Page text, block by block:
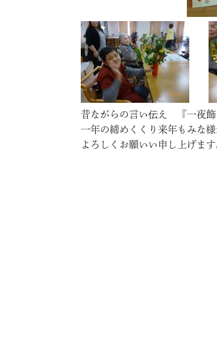
昔ながらの言い伝え 『一夜
一年の締めくくり来年もみな
よろしくお願いい申し上げます